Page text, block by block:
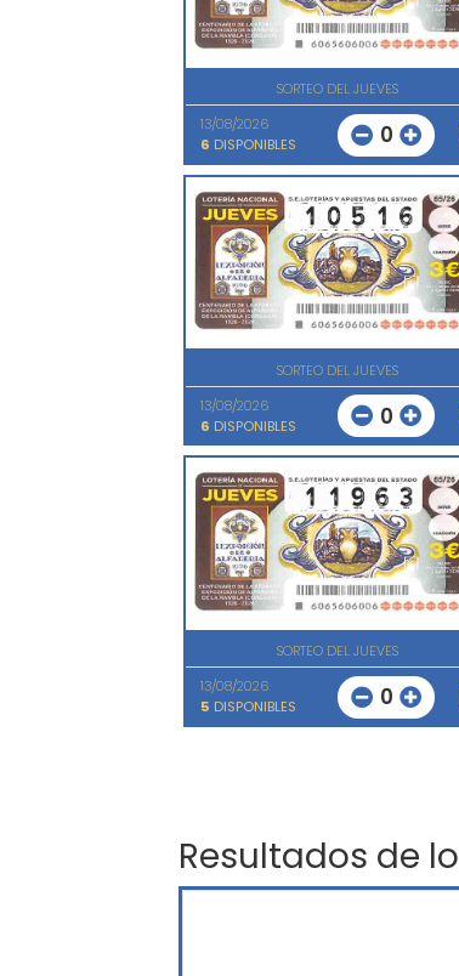
SORTEO DEL JUEVES
13/08/2026
6 DISPONIBLES 0
SORTEO DEL JUEVES
13/08/2026
6 DISPONIBLES 0
SORTEO DEL JUEVES
13/08/2026
5 DISPONIBLES 0
Resultados de